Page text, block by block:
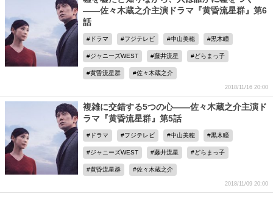
――佐々木蔵之介主演ドラマ『黄昏流星群』第6
話
ドラマ フジテレビ 中山美穂 黒木瞳
ジャニーズWEST 藤井流星 どらまっ子
黄昏流星群 佐々木蔵之介
2018/11/16 20:00
複雑に交錯する5つの心――佐々木蔵之介主演ド
ラマ『黄昏流星群』第5話
ドラマ フジテレビ 中山美穂 黒木瞳
ジャニーズWEST 藤井流星 どらまっ子
黄昏流星群 佐々木蔵之介
2018/11/09 20:00